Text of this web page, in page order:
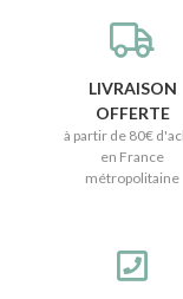
LIVRAISON
OFFERTE
à partir de 80€
en France
métropolitaine